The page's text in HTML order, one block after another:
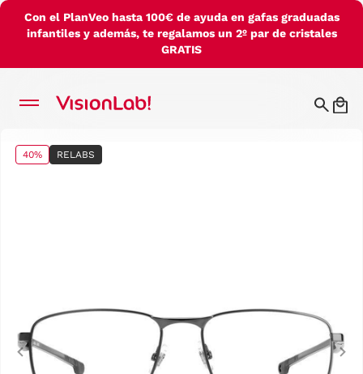
Con el PlanVeo hasta 100€ de ayuda en gafas graduadas
infantiles y además, te regalamos un 2º par de cristales
GRATIS
40% RELABS
Previous